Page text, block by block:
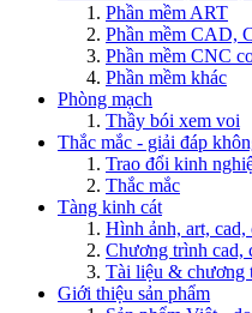
Phần mềm ART
Phần mềm CAD,
Phần mềm CNC
Phần mềm khác
Phòng mạch
Thầy bói xem voi
Thắc mắc - giải đáp
Trao đổi kinh
Thắc mắc
Tàng kinh cát
Hình ảnh, art, cad,
Chương trình cad,
Tài liệu & chương
Giới thiệu sản phẩm